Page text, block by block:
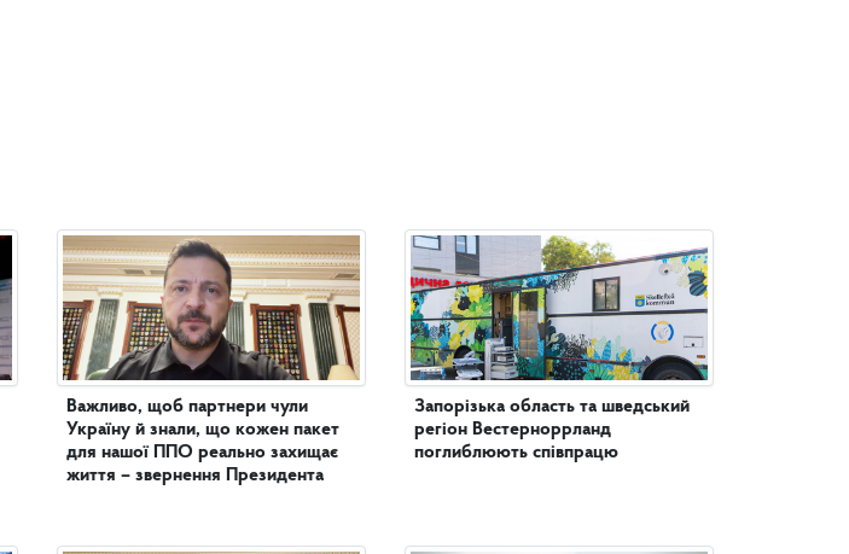
Важливо, щоб партнери чули
Україну й знали, що кожен пакет
для нашої ППО реально захищає
життя – звернення Президента
Запорізька область та шведський
регіон Вестерноррланд
поглиблюють співпрацю